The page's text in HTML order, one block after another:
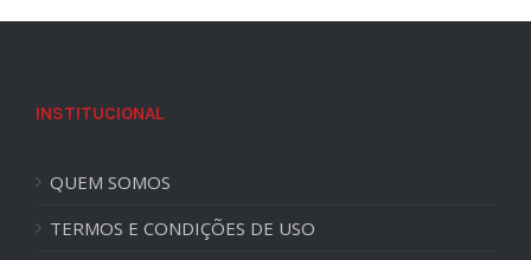
INSTITUCIONAL
QUEM SOMOS
TERMOS E CONDIÇÕES DE USO